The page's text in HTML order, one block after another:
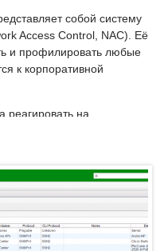
собой систему
Access Control, NAC). Её
и профилировать любые
к корпоративной
реагировать на
от Fortinet может
трёхуровневую
строится на принципах